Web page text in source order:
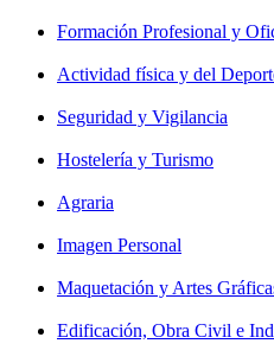
Formación Profesional y
Actividad física y del
Seguridad y Vigilancia
Hostelería y Turismo
Agraria
Imagen Personal
Maquetación y Artes
Edificación, Obra Civil e